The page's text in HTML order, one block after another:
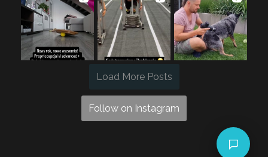
Load More Posts
Follow on Instagram